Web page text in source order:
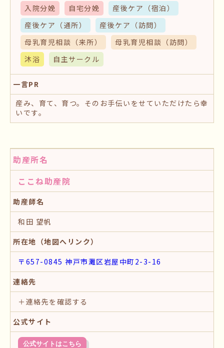
入院分娩 自宅分娩 産後ケア （宿泊）
産後ケア （通所） 産後ケア （訪問）
母乳育児相談 （来所） 母乳育児相談 （訪問）
沐浴
自主サークル
一言PR
産み、育て、育つ。そのお手伝いをせていただけたら幸
いです。
助産所名
ここね助産院
助産師名
和田 望帆
所在地（地図へリンク）
〒657-0845 神戸市灘区岩屋中町2-3-16
連絡先
＋連絡先を確認する
公式サイト
公式サイトはこちら